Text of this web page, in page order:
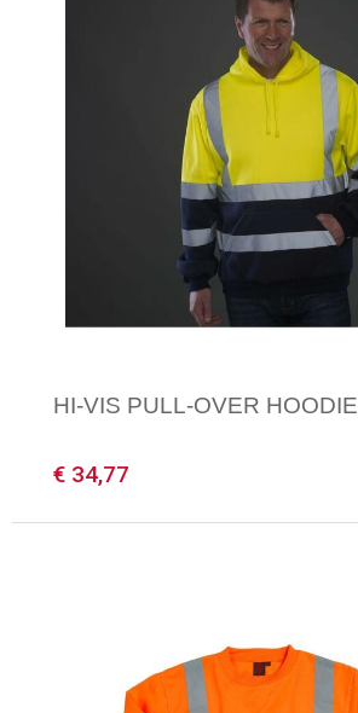
HI-VIS PULL-OVER HOODIE
€ 34,77